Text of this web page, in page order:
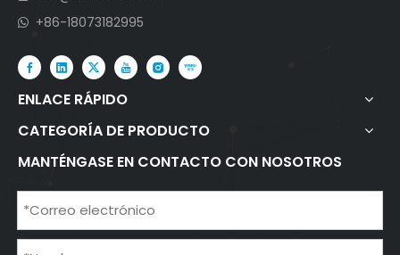
 +86-18073182995
ENLACE RÁPIDO
CATEGORÍA DE PRODUCTO
MANTÉNGASE EN CONTACTO CON NOSOTROS